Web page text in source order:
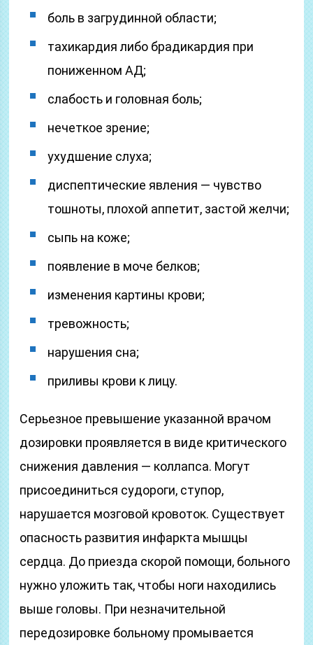
боль в загрудинной области;
тахикардия либо брадикардия при
пониженном АД;
слабость и головная боль;
нечеткое зрение;
ухудшение слуха;
диспептические явления — чувство
тошноты, плохой аппетит, застой желчи;
сыпь на коже;
появление в моче белков;
изменения картины крови;
тревожность;
нарушения сна;
приливы крови к лицу.
Серьезное превышение указанной врачом
дозировки проявляется в виде критического
снижения давления — коллапса. Могут
присоединиться судороги, ступор,
нарушается мозговой кровоток. Существует
опасность развития инфаркта мышцы
сердца. До приезда скорой помощи, больного
нужно уложить так, чтобы ноги находились
выше головы. При незначительной
передозировке больному промывается